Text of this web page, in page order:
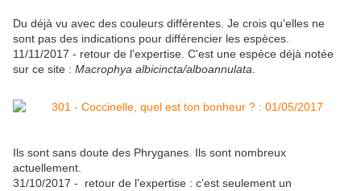
Du déjà vu avec des couleurs différentes. Je crois qu'elles ne
sont pas des indications pour différencier les espèces.
11/11/2017 - retour de l'expertise. C'est une espèce déjà notée
sur ce site : Macrophya albicincta/alboannulata
Ils sont sans doute des Phryganes. Ils sont nombreux
actuellement.
31/10/2017 - retour de l'expertise : c'est seulement un